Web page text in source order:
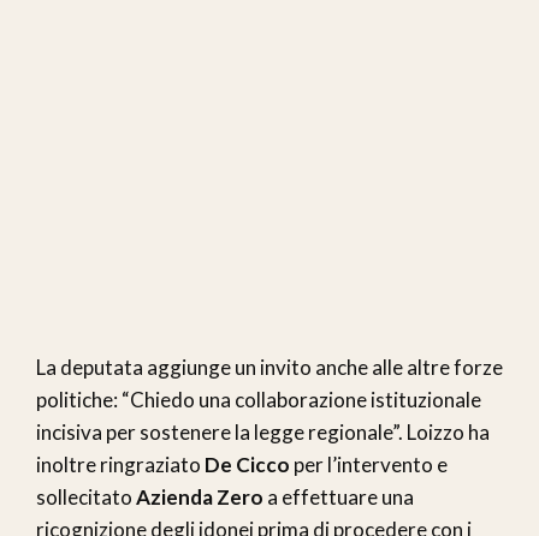
La deputata aggiunge un invito anche alle altre forze
politiche: “Chiedo una collaborazione istituzionale
incisiva per sostenere la legge regionale”. Loizzo ha
inoltre ringraziato De Cicco per l’intervento e
sollecitatoAzienda Zero a effettuare una
ricognizione degli idonei prima di procedere con i